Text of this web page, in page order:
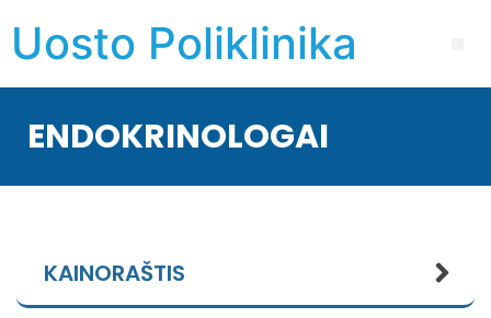
Uosto Poliklinika
ENDOKRINOLOGAI
KAINORAŠTIS